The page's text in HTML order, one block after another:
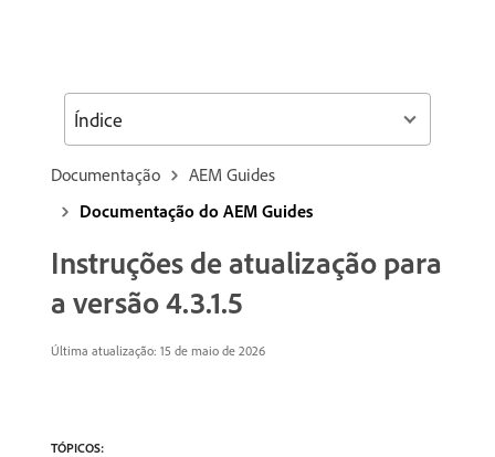
Documentação
AEM Guides
Documentação do AEM Guides
Instruções de atualização para
a versão 4.3.1.5
Última atualização: 15 de maio de 2026
TÓPICOS:
Índice